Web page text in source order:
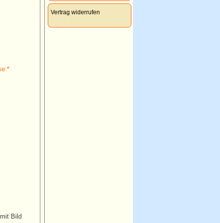
*
Bild
Vertrag widerrufen